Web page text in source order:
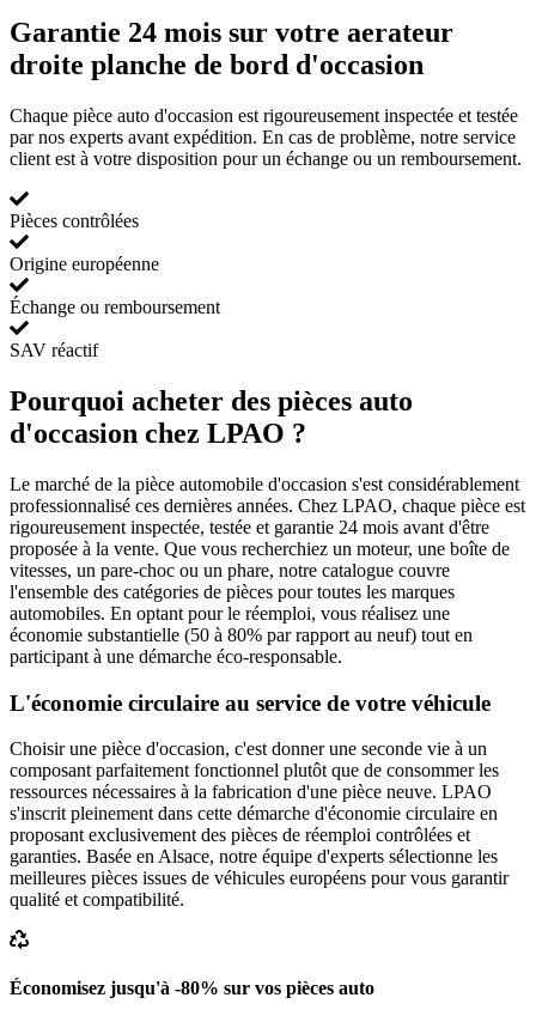
Garantie 24 mois sur votre aerateur
droite planche de bord d'occasion
Chaque pièce auto d'occasion est rigoureusement inspectée et testée
par nos experts avant expédition. En cas de problème, notre service
client est à votre disposition pour un échange ou un remboursement.
Pièces contrôlées
Origine européenne
Échange ou remboursement
SAV réactif
Pourquoi acheter des pièces auto
d'occasion chez LPAO ?
Le marché de la pièce automobile d'occasion s'est considérablement
professionnalisé ces dernières années. Chez LPAO, chaque pièce est
rigoureusement inspectée, testée et garantie 24 mois avant d'être
proposée à la vente. Que vous recherchiez un moteur, une boîte de
vitesses, un pare-choc ou un phare, notre catalogue couvre
l'ensemble des catégories de pièces pour toutes les marques
automobiles. En optant pour le réemploi, vous réalisez une
économie substantielle (50 à 80% par rapport au neuf) tout en
participant à une démarche éco-responsable.
L'économie circulaire au service de votre véhicule
Choisir une pièce d'occasion, c'est donner une seconde vie à un
composant parfaitement fonctionnel plutôt que de consommer les
ressources nécessaires à la fabrication d'une pièce neuve. LPAO
s'inscrit pleinement dans cette démarche d'économie circulaire en
proposant exclusivement des pièces de réemploi contrôlées et
garanties. Basée en Alsace, notre équipe d'experts sélectionne les
meilleures pièces issues de véhicules européens pour vous garantir
qualité et compatibilité.
Économisez jusqu'à -80% sur vos pièces auto